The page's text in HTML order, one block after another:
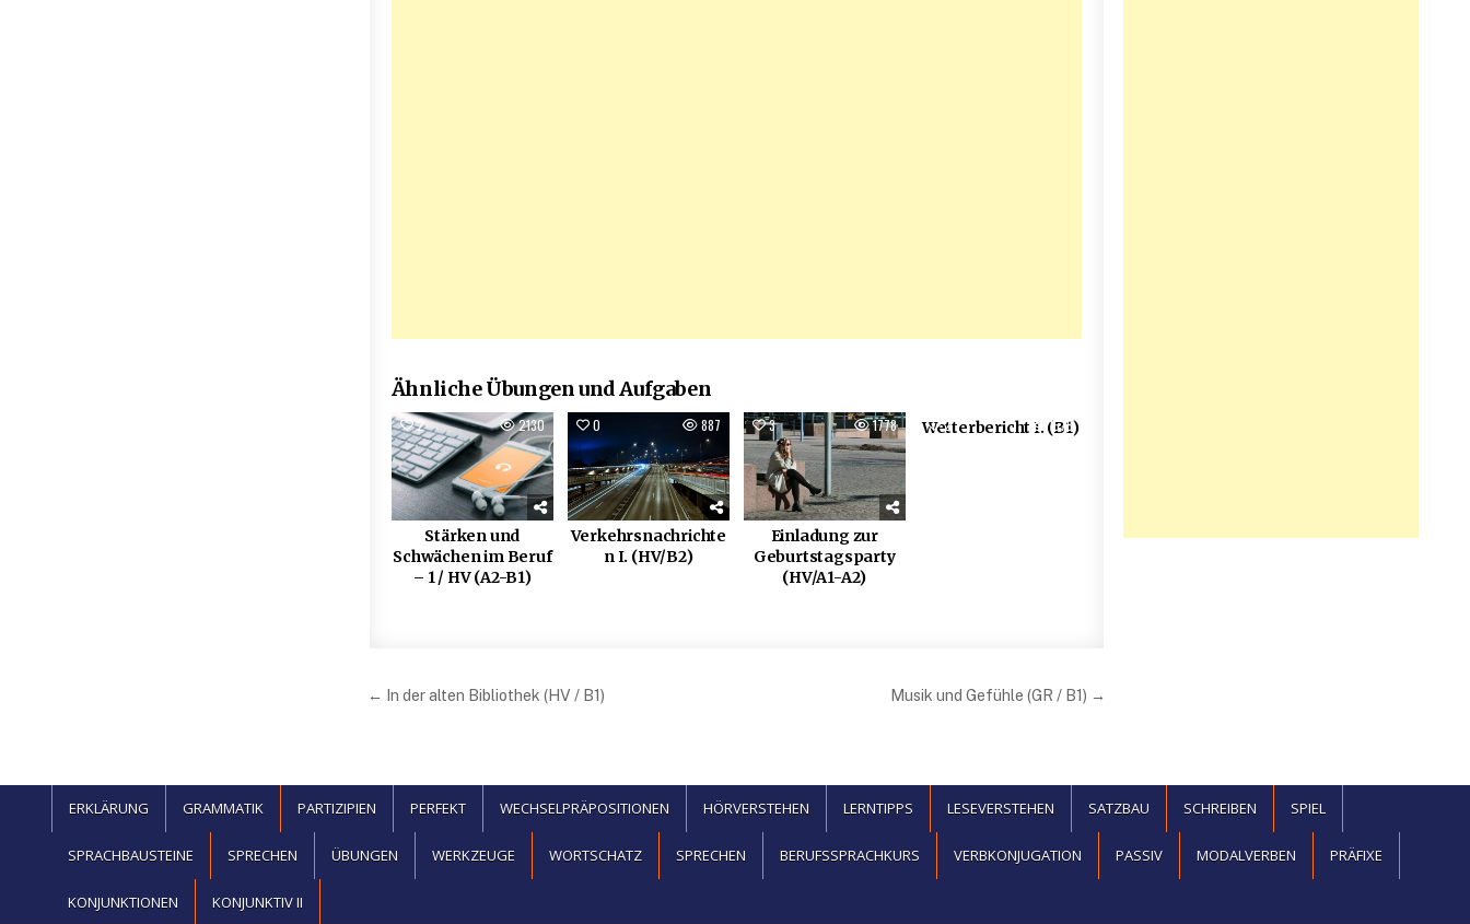
Ähnliche Übungen und Aufgaben
2 2130
Stärken und
Schwächen im Beruf
– 1 / HV (A2-B1)
0 887
Verkehrsnachrichte
n I. (HV/B2)
3 1778
Einladung zur
Geburtstagsparty
(HV/A1-A2)
2 1578
Wetterbericht I. (B1)
Beitragsnavigation Musik und Gefühle (GR / B1) →
← In der alten Bibliothek (HV / B1)
ERKLÄRUNG GRAMMATIK PARTIZIPIEN PERFEKT WECHSELPRÄPOSITIONEN HÖRVERSTEHEN LERNTIPPS LESEVERSTEHEN SATZBAU SCHREIBEN SPIEL
SPRACHBAUSTEINE SPRECHEN ÜBUNGEN WERKZEUGE WORTSCHATZ SPRECHEN BERUFSSPRACHKURS VERBKONJUGATION PASSIV MODALVERBEN PRÄFIXE
KONJUNKTIONEN KONJUNKTIV II